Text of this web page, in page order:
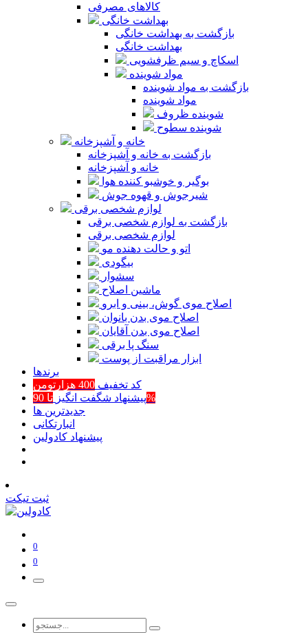
کالاهای مصرفی
بهداشت خانگی
بازگشت به بهداشت خانگی
بهداشت خانگی
اسکاچ و سیم ظرفشویی
مواد شوینده
بازگشت به مواد شوینده
مواد شوینده
شوینده ظروف
شوینده سطوح
خانه و آشپزخانه
بازگشت به خانه و آشپزخانه
خانه و آشپزخانه
بوگیر و خوشبو کننده هوا
شیرجوش و قهوه جوش
لوازم شخصی برقی
بازگشت به لوازم شخصی برقی
لوازم شخصی برقی
اتو و حالت دهنده مو
بیگودی
سشوار
ماشین اصلاح
اصلاح موی گوش، بینی و ابرو
اصلاح موی بدن بانوان
اصلاح موی بدن آقایان
سنگ پا برقی
ابزار مراقبت از پوست
برند‌ها
کد تخفیف 400 هزارتومن
پیشنهاد شگفت انگیزتا 90%
جدیدترین ها
انبارتکانی
پیشنهاد کادولین
ثبت تیکت
0
0